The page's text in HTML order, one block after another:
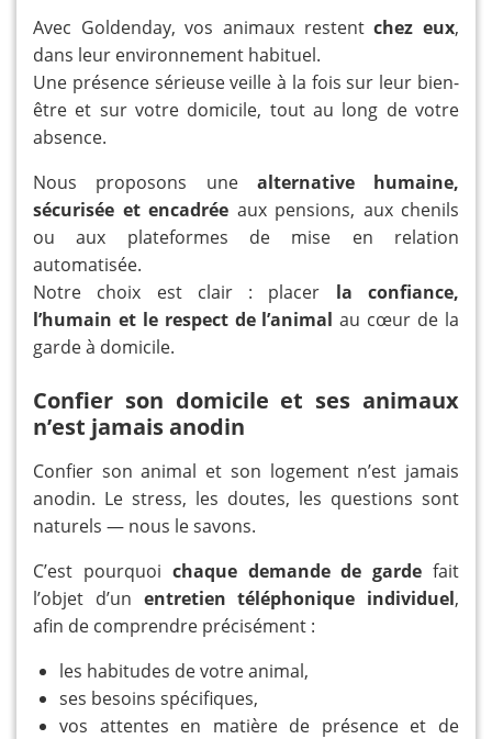
Avec Goldenday, vos animaux restentchez eux,
dans leur environnement habituel.
Une présence sérieuse veille à la fois sur leur bien-
être et sur votre domicile, tout au long de votre
absence.
Nous proposons une alternative humaine,
sécurisée et encadrée aux pensions, aux chenils
ou aux plateformes de mise en relation
automatisée.
Notre choix est clair : placer la confiance,
l’humain et le respect de l’animal au cœur de la
garde à domicile.
Confier son domicile et ses animaux
n’est jamais anodin
Confier son animal et son logement n’est jamais
anodin. Le stress, les doutes, les questions sont
naturels — nous le savons.
C’est pourquoi chaque demande de garde fait
l’objet d’un entretien téléphonique individuel,
afin de comprendre précisément :
les habitudes de votre animal,
ses besoins spécifiques,
vos attentes en matière de présence et de